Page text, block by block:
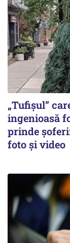
„Tufișul”
ingenioasă
prinde
foto și video